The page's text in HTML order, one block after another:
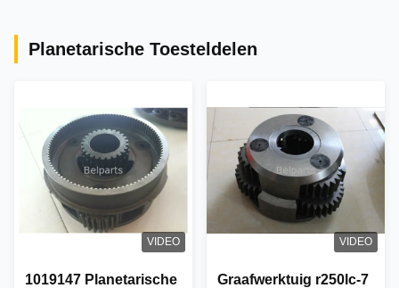
Planetarische Toesteldelen
VIDEO
1019147 Planetarische
VIDEO
Graafwerktuig r250lc-7